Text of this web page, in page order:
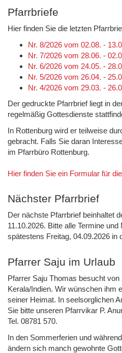
Pfarrbriefe
Hier finden Sie die letzten
Nr. 8/2026 vom 02.08. -
Nr. 7/2026 vom 28.06. -
Nr. 6/2026 vom 24.05. -
Nr. 5/2026 vom 26.04. -
Nr. 4/2026 vom 29.03. -
Der gedruckte Pfarrbrief liegt in
regelmäßig Gottesdienste
In Rottenburg wird er teilweise
gebracht. Falls Sie daran
im Pfarrbüro Rottenburg.
Hier finden Sie ein Formular für
Nächster Pfarrbrief
Der nächste Pfarrbrief beinhaltet
11.10.2026. Bitte alle Termine
spätestens Freitag, 04.09.2026 in
Pfarrer Saju im Urlaub
Pfarrer Saju Thomas besucht
Kerala/Indien. Wir wünschen ihm
seiner Heimat. In seelsorglichen
Sie bitte unseren Pfarrvikar P.
Tel. 08781 570.
In den Sommerferien und
ändern sich manch gewohnte